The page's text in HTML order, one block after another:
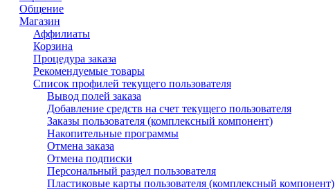
Общение
Магазин
Аффилиаты
Корзина
Процедура заказа
Рекомендуемые товары
Список профилей текущего пользователя
Вывод полей заказа
Добавление средств на счет текущего пользователя
Заказы пользователя (комплексный компонент)
Накопительные программы
Отмена заказа
Отмена подписки
Персональный раздел пользователя
Пластиковые карты пользователя (комплексный компонент)